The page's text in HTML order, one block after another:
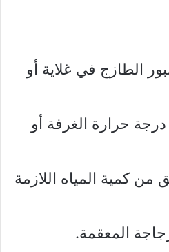
الطازج في غلاية أو
درجة حرارة الغرفة أو
كمية المياه اللازمة
المعقمة.